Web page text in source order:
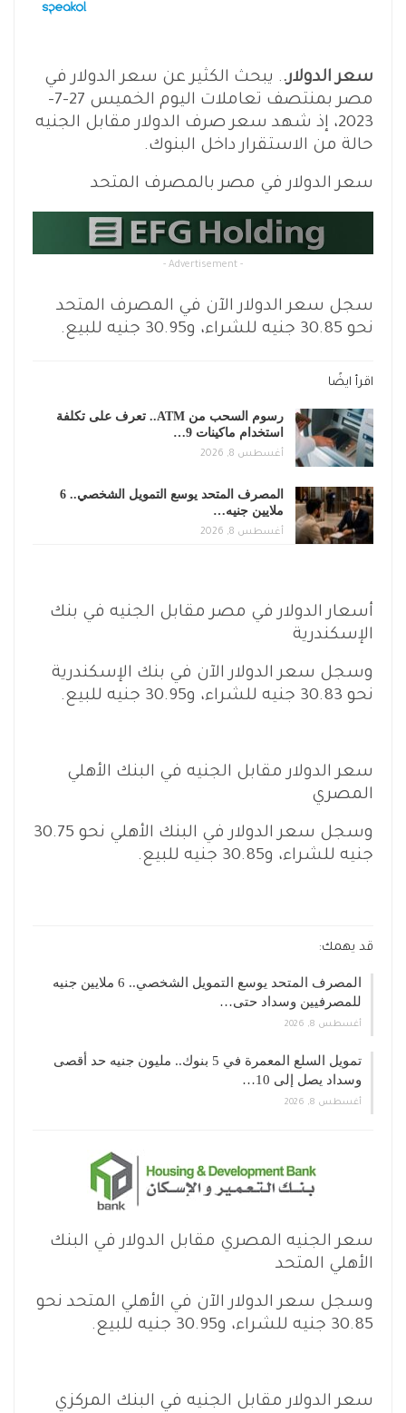
سعر الدولار.. يبحث الكثير عن سعر الدولار في
مصر بمنتصف تعاملات اليوم الخميس 27-7-
2023، إذ شهد سعر صرف الدولار مقابل الجنيه
حالة من الاستقرار داخل البنوك.
سعر الدولار في مصر بالمصرف المتحد
- Advertisement -
سجل سعر الدولار الآن في المصرف المتحد
نحو 30.85 جنيه للشراء، و30.95 جنيه للبيع.
اقرأ ايضًا
رسوم السحب من ATM.. تعرف على تكلفة
استخدام ماكينات 9…
أغسطس 8, 2026
المصرف المتحد يوسع التمويل الشخصي.. 6
ملايين جنيه…
أغسطس 8, 2026
أسعار الدولار في مصر مقابل الجنيه في بنك
الإسكندرية
وسجل سعر الدولار الآن في بنك الإسكندرية
نحو 30.83 جنيه للشراء، و30.95 جنيه للبيع.
سعر الدولار مقابل الجنيه في البنك الأهلي
المصري
وسجل سعر الدولار في البنك الأهلي نحو 30.75
جنيه للشراء، و30.85 جنيه للبيع.
قد يهمك:
المصرف المتحد يوسع التمويل الشخصي.. 6 ملايين جنيه
للمصرفيين وسداد حتى…
أغسطس 8, 2026
تمويل السلع المعمرة في 5 بنوك.. مليون جنيه حد أقصى
وسداد يصل إلى 10…
أغسطس 8, 2026
سعر الجنيه المصري مقابل الدولار في البنك
الأهلي المتحد
وسجل سعر الدولار الآن في الأهلي المتحد نحو
30.85 جنيه للشراء، و30.95 جنيه للبيع.
سعر الدولار مقابل الجنيه في البنك المركزي